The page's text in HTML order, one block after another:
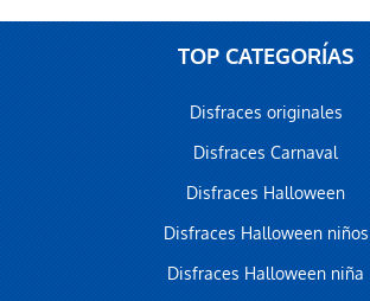
TOP CATEGORÍAS
Disfraces originales
Disfraces Carnaval
Disfraces Halloween
Disfraces Halloween niños
Disfraces Halloween niña